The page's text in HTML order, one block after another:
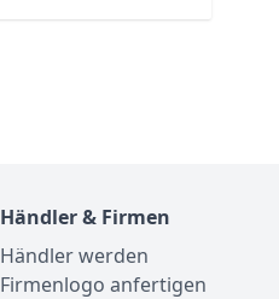
Händler & Firmen
Händler werden
Firmenlogo anfertigen